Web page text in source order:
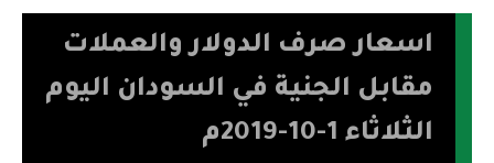
اسعار صرف الدولار والعملات
مقابل الجنية في السودان اليوم
الثلاثاء 1-10-2019م